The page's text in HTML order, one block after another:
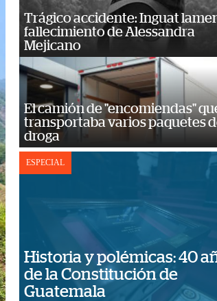
Trágico accidente: Inguat
fallecimiento de Alessandra
Mejicano
El camión de "encomiendas"
transportaba varios paquetes
droga
ESPECIAL
Historia y polémicas: 40
de la Constitución de
Guatemala